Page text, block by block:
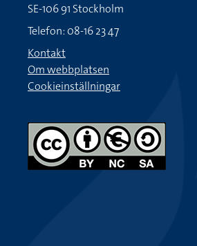
SE-106 91 Stockholm
Telefon: 08-16 23 47
Kontakt
Om webbplatsen
Cookieinställningar